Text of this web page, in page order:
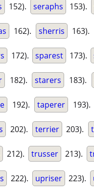
152). seraphs 153).
162). sherris 163).
172). sparest 173).
182). starers 183).
192). taperer 193).
202). terrier 203).
212). trusser 213).
222). upriser 223).